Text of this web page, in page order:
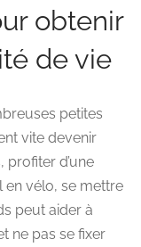
obtenir
de vie
petites
vite devenir
d’une
en vélo, se mettre
peut aider à
ne pas se fixer